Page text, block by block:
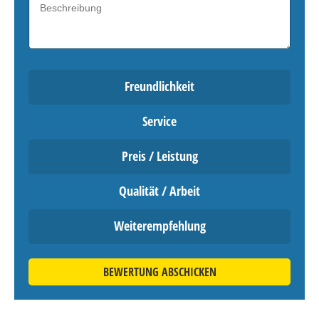
Freundlichkeit
Service
Preis / Leistung
Qualität / Arbeit
Weiterempfehlung
BEWERTUNG ABSCHICKEN